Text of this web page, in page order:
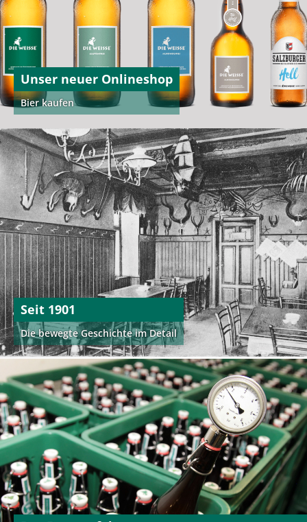
Unser neuer Onlineshop
Bier kaufen
Seit 1901
Die bewegte Geschichte im Detail